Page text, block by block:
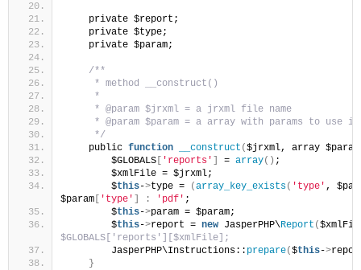
    private $report;
    private $type;
    private $param;
/**
     * method __construct()
     *
     * @param $jrxml = a jrxml file name
* @param $param = a array with params to use
     */
    public
function __construct ($jrxml, array $param
        $GLOBALS
[ 'reports' ] = array() ;
        $xmlFile = $jrxml;
        $
this->type = (array_key_exists( 'type' ,
$param [ 'type' ] : 'pdf' ;
        $
this->param = $param;
        $
this->report = new JasperPHP\Report (
$GLOBALS['reports'][$xmlFile];
        JasperPHP\Instructions::
prepare($this->
}